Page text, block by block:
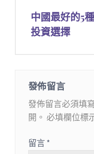
中國最好的5種
投資選擇
發佈留言
發佈留言必須填
開。 必填欄位標
留言*